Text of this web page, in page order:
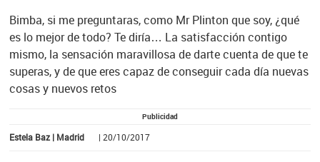
Bimba, si me preguntaras, como Mr Plinton que soy, ¿qué
es lo mejor de todo? Te diría… La satisfacción contigo
mismo, la sensación maravillosa de darte cuenta de que te
superas, y de que eres capaz de conseguir cada día nuevas
cosas y nuevos retos
Publicidad
Estela Baz | Madrid | 20/10/2017